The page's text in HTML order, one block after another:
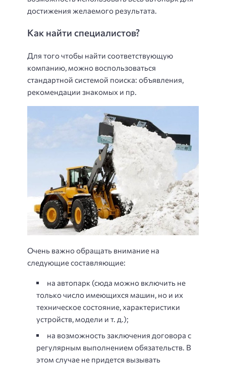
достижения желаемого результата.
Как найти специалистов?
Для того чтобы найти соответствующую
компанию, можно воспользоваться
стандартной системой поиска: объявления,
рекомендации знакомых и пр.
Очень важно обращать внимание на
следующие составляющие:
на автопарк (сюда можно включить не
только число имеющихся машин, но и их
техническое состояние, характеристики
устройств, модели и т. д.);
на возможность заключения договора с
регулярным выполнением обязательств. В
этом случае не придется вызывать